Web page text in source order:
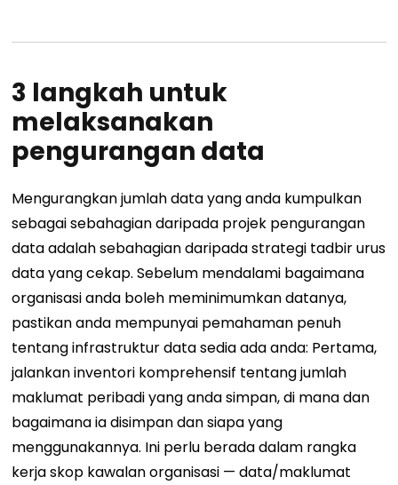
3 langkah untuk
melaksanakan
pengurangan data
Mengurangkan jumlah data yang anda kumpulkan
sebagai sebahagian daripada projek pengurangan
data adalah sebahagian daripada strategi tadbir urus
data yang cekap. Sebelum mendalami bagaimana
organisasi anda boleh meminimumkan datanya,
pastikan anda mempunyai pemahaman penuh
tentang infrastruktur data sedia ada anda: Pertama,
jalankan inventori komprehensif tentang jumlah
maklumat peribadi yang anda simpan, di mana dan
bagaimana ia disimpan dan siapa yang
menggunakannya. Ini perlu berada dalam rangka
kerja skop kawalan organisasi — data/maklumat